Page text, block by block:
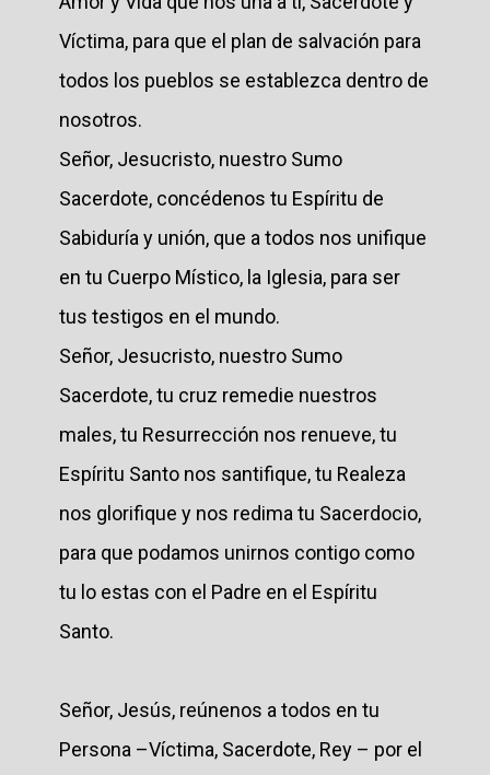
Víctima, para que el plan de salvación para
todos los pueblos se establezca dentro de
nosotros.
Señor, Jesucristo, nuestro Sumo
Sacerdote, concédenos tu Espíritu de
Sabiduría y unión, que a todos nos unifique
en tu Cuerpo Místico, la Iglesia, para ser
tus testigos en el mundo.
Señor, Jesucristo, nuestro Sumo
Sacerdote, tu cruz remedie nuestros
males, tu Resurrección nos renueve, tu
Espíritu Santo nos santifique, tu Realeza
nos glorifique y nos redima tu Sacerdocio,
para que podamos unirnos contigo como
tu lo estas con el Padre en el Espíritu
Santo.
Señor, Jesús, reúnenos a todos en tu
Persona –Víctima, Sacerdote, Rey – por el